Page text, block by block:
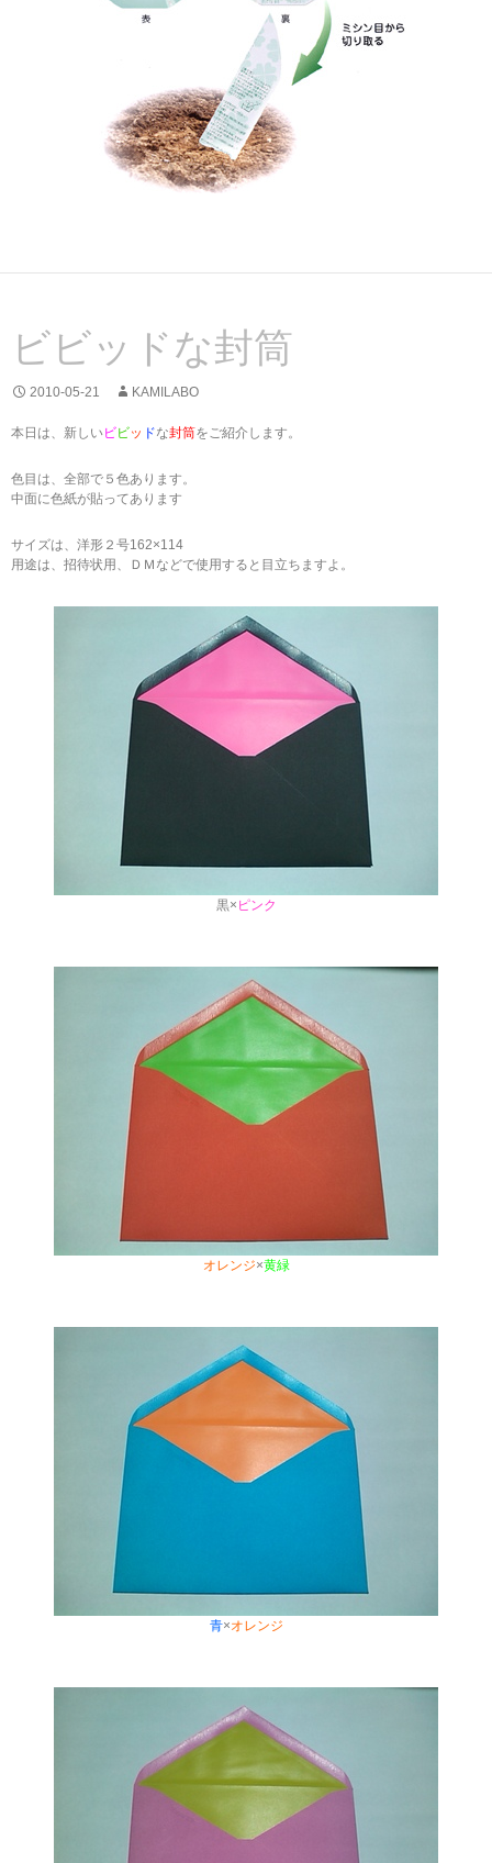
ビビッドな封筒
2010-05-21 KAMILABO
本日は、新しいビビッ ドな封筒をご紹介します。
色目は、全部で５色あります。
中面に色紙が貼ってあります
サイズは、洋形２号162×114
用途は、招待状用、ＤＭなどで使用すると目立ちますよ。
黒× ピンク
オレンジ×黄緑
青×オレンジ